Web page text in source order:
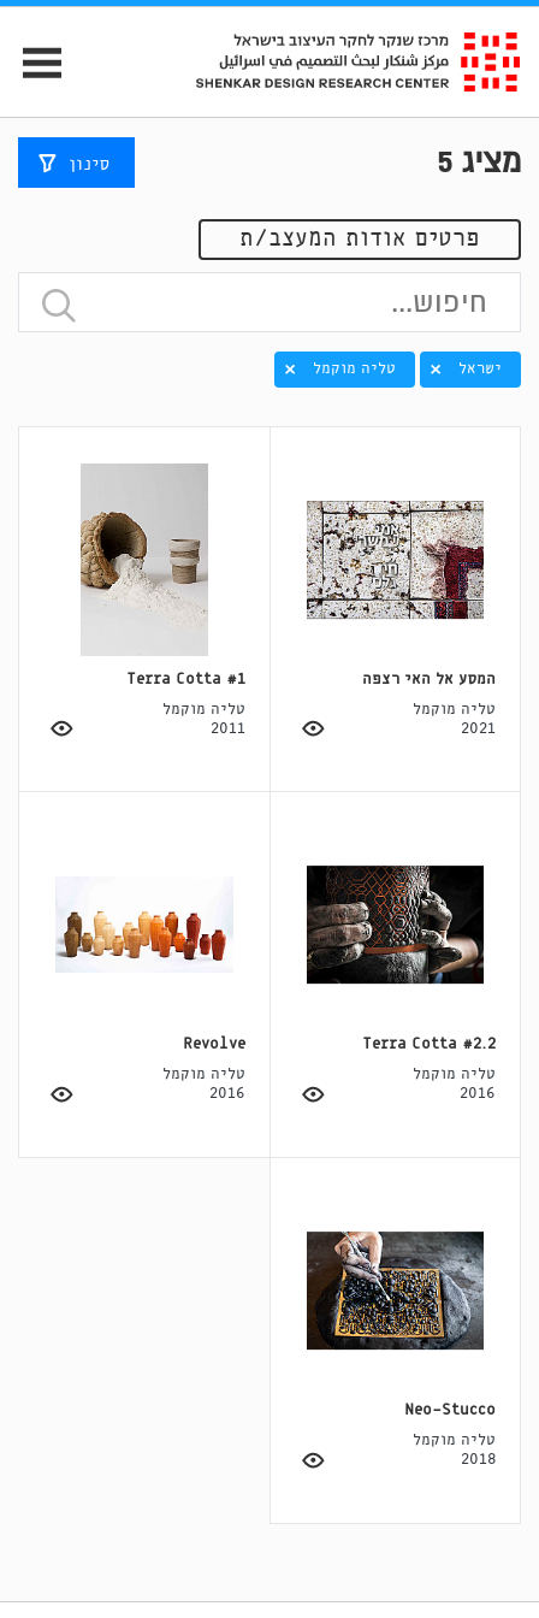
מציג 5 סינון
פרטים אודות המעצב/ת
ישראל טליה מוקמל
המסע אל האי רצפה
טליה מוקמל
2021
Terra Cotta #1
טליה מוקמל
2011
Terra Cotta #2.2
טליה מוקמל
2016
Revolve
טליה מוקמל
2016
Neo-Stucco
טליה מוקמל
2018